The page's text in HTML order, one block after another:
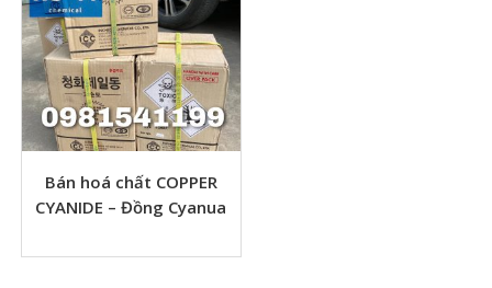
Bán hoá chất COPPER
CYANIDE – Đồng Cyanua